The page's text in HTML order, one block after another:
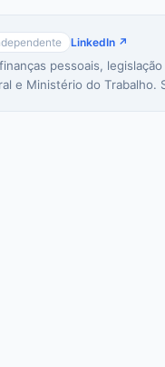
LinkedIn ↗
pessoais,
e Ministério do Trabalho.